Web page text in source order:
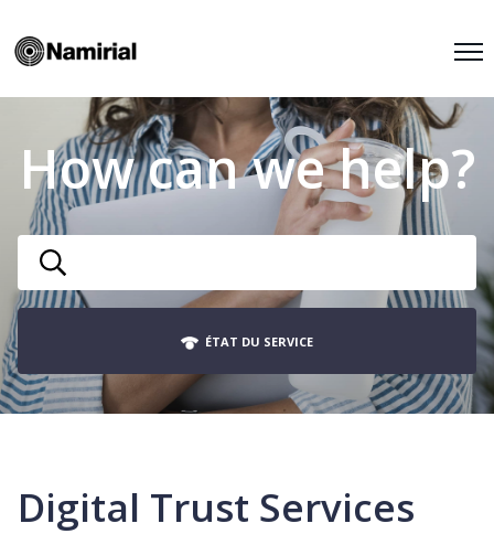
How can we help?
ÉTAT DU SERVICE
Digital Trust Services